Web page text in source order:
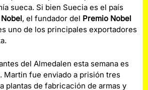
sueca. Si bien Suecia es el país
, el fundador del Premio Nobel
uno de los principales exportadores
del Almedalen esta semana es
Martin fue enviado a prisión tres
plantas de fabricación de armas y